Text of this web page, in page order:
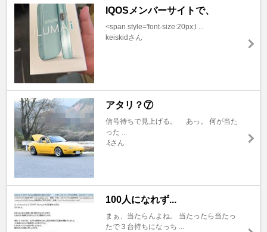
IQOSメンバーサイトで、
<span style='font-size:20px;l ...
keiskidさん
アタリ？⑦
信号待ちで見上げる。 あっ。 何が当た
った ...
.ξさん
100人になれず...
まぁ、当たらんよね。 当たったら当たっ
たで３台持ちになっち ...